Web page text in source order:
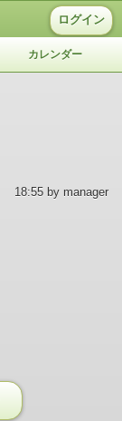
ログイン
カレンダー
18:55 by manager